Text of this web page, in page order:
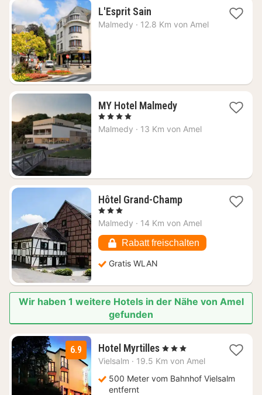
L'Esprit Sain1
Nacht
Malmedy · 12.8 Km von Amel
MY Hotel Malmedy1
ab
, 4 Sterne
Malmedy · 13 Km von Amel
Hôtel Grand-Champ1
ab
€
, 3 Sterne
Malmedy · 14 Km von Amel
Rabatt freischalten
Gratis WLAN
Wir haben 1 weitere Hotels in der Nähe von Amel
gefunden
6.9 Hotel Myrtilles1
Nacht
80
, 3 Sterne
Vielsalm · 19.5 Km von Amel
500 Meter vom Bahnhof Vielsalm
entfernt